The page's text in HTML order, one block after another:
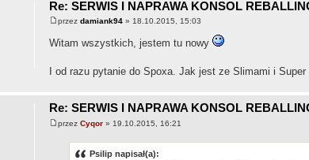
Re: SERWIS I NAPRAWA KONSOL
przez damiank94» 18.10.2015, 15:03
Witam wszystkich, jestem tu nowy
I od razu pytanie do Spoxa. Jak jest ze Slimami i
Re: SERWIS I NAPRAWA KONSOL
przez Cyqor» 19.10.2015, 16:21
Psilip napisał(a):